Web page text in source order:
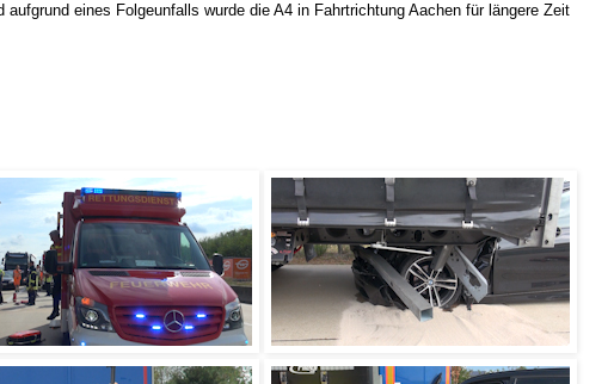
aufgrund eines Folgeunfalls wurde die A4 in Fahrtrichtung Aachen für längere Zeit